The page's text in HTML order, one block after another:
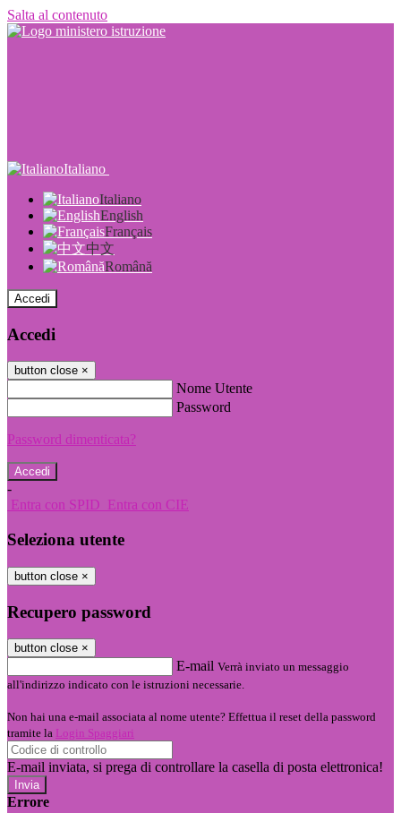
Salta al contenuto
Italiano
Italiano
English
Français
中文
Română
Accedi
Accedi
button close ×
Nome Utente
Password
Password dimenticata?
-
Entra con SPID Entra con CIE
Seleziona utente
button close ×
Recupero password
button close ×
E-mail Verrà inviato un messaggio
all'indirizzo indicato con le istruzioni necessarie.
Non hai una e-mail associata al nome utente? Effettua il reset della password
tramite la Login Spaggiari
E-mail inviata, si prega di controllare la casella di posta elettronica!
Errore